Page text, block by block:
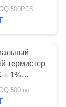
47
Высокая
для
термистор
± 1%
шт.